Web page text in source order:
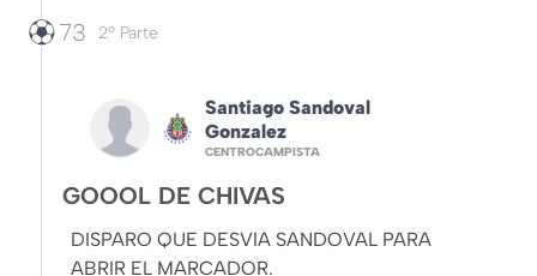
73 2º Parte
Santiago Sandoval
Gonzalez
CENTROCAMPISTA
GOOOL DE CHIVAS
DISPARO QUE DESVIA SANDOVAL PARA
ABRIR EL MARCADOR.